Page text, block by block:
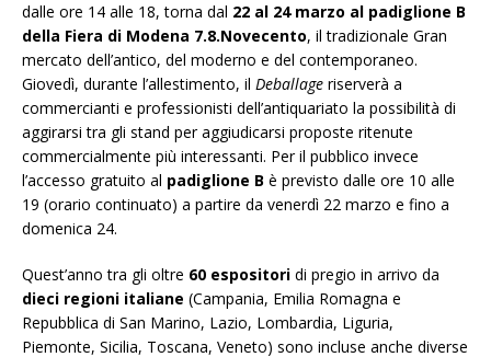
dalle ore 14 alle 18, torna dal 22 al 24 marzo al padiglione B
della Fiera di Modena 7.8.Novecento, il tradizionale Gran
mercato dell’antico, del moderno e del contemporaneo.
Giovedì, durante l’allestimento, il Deballage riserverà a
commercianti e professionisti dell’antiquariato la possibilità di
aggirarsi tra gli stand per aggiudicarsi proposte ritenute
commercialmente più interessanti. Per il pubblico invece
l’accesso gratuito al padiglione B è previsto dalle ore 10 alle
19 (orario continuato) a partire da venerdì 22 marzo e fino a
domenica 24.
Quest’anno tra gli oltre 60 espositori di pregio in arrivo da
dieci regioni italiane (Campania, Emilia Romagna e
Repubblica di San Marino, Lazio, Lombardia, Liguria,
Piemonte, Sicilia, Toscana, Veneto) sono incluse anche diverse